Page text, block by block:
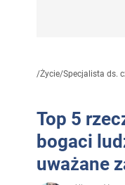
/Życie/Specjalista ds.
Top 5
bogaci
uważane